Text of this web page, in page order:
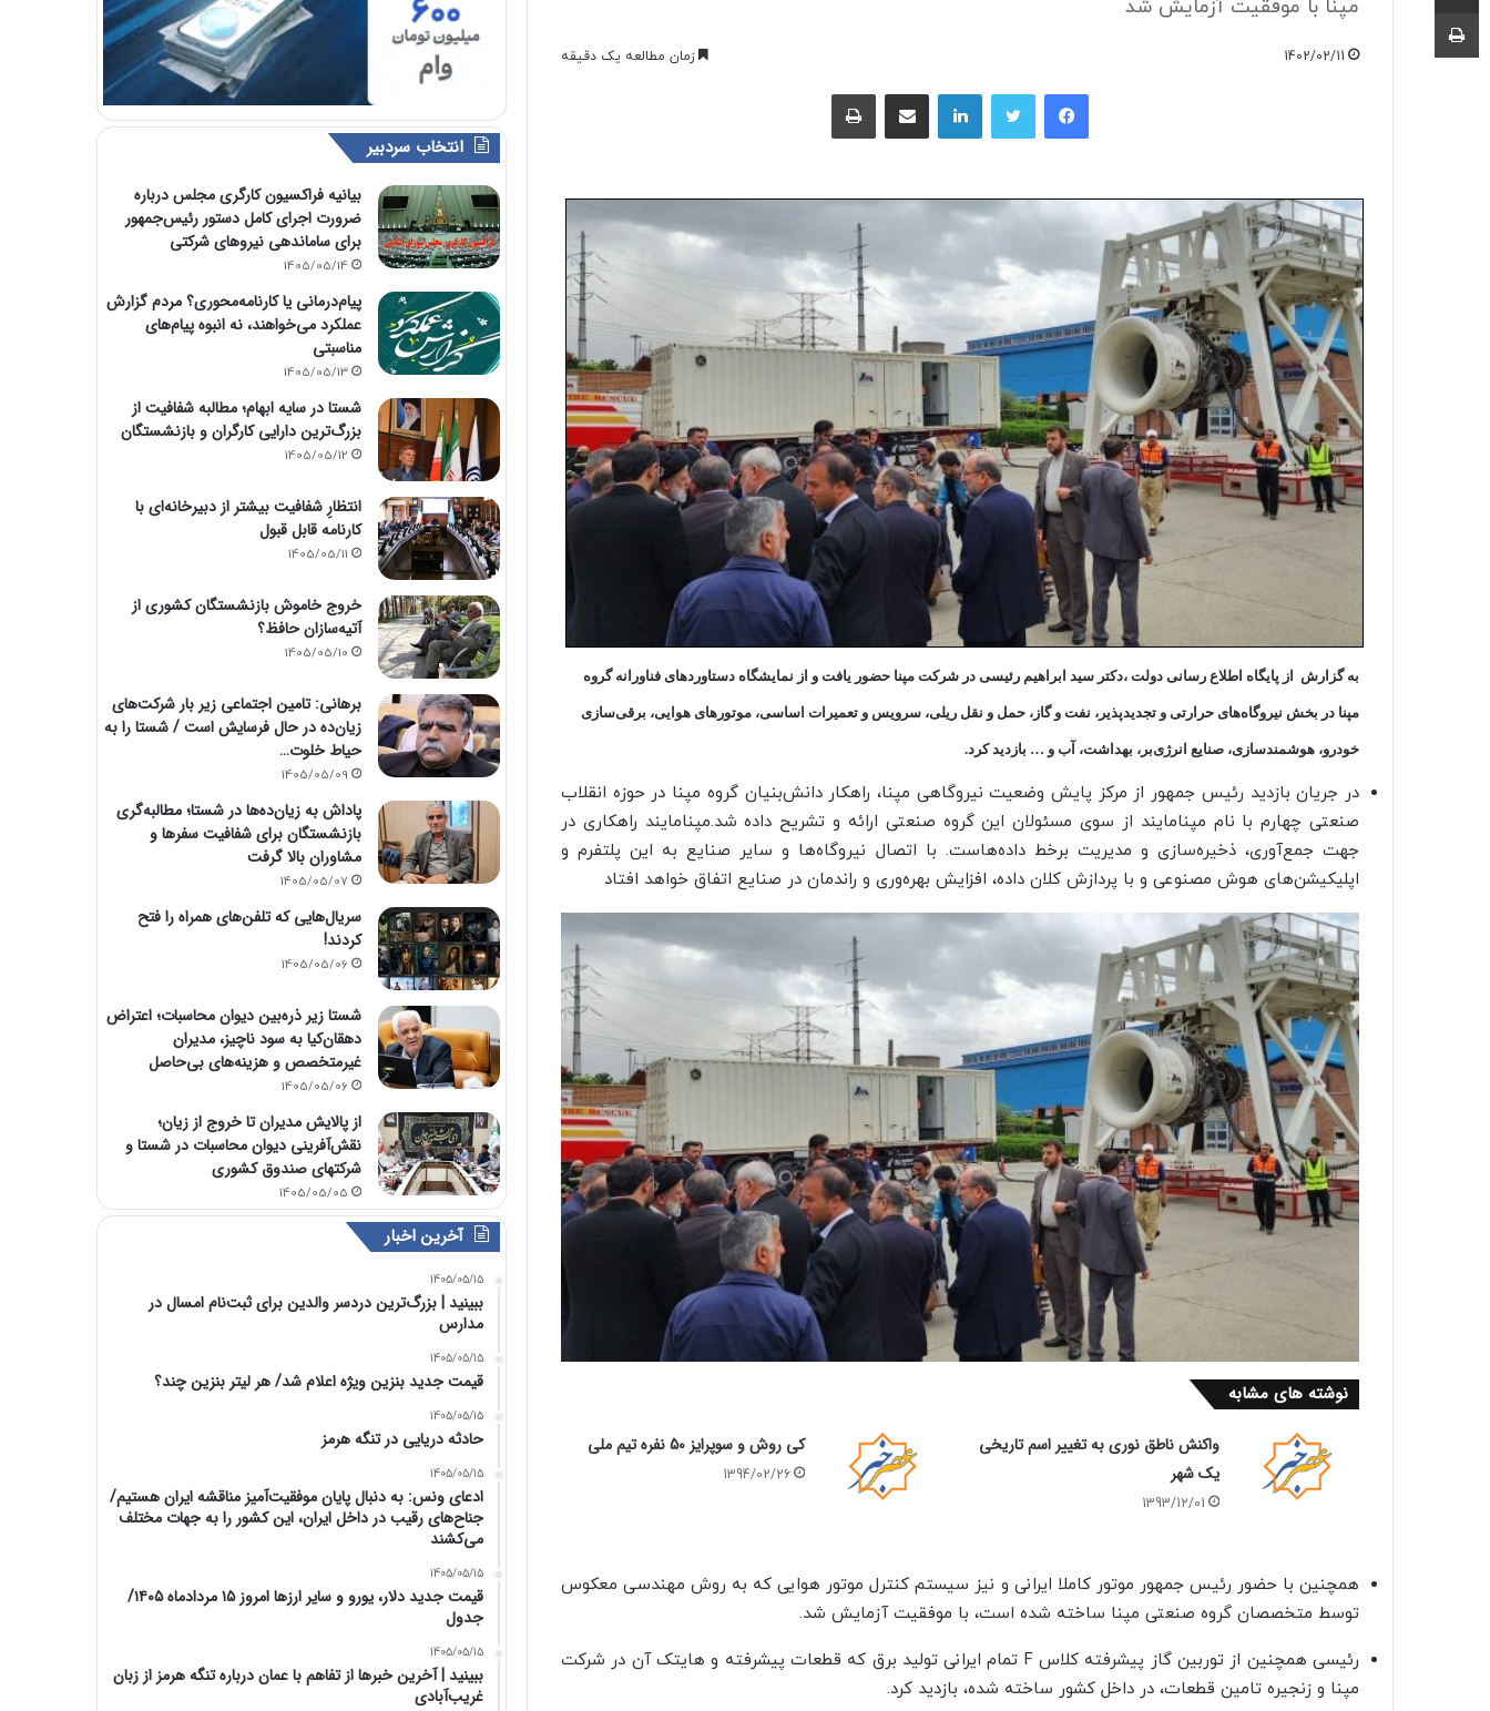
مپنا با موفقیت آزمایش شد
1402/02/11 زمان مطالعه یک دقیقه
فیسبوک لینکداین
به گزارش از پایگاه اطلاع رسانی دولت ،دکتر سید ابراهیم رئیسی در شرکت مپنا حضور یافت و از نمایشگاه دستاوردهای فناورانه گروه
مپنا در بخش نیروگاه‌های حرارتی و تجدیدپذیر، نفت و گاز، حمل و نقل ریلی، سرویس و تعمیرات اساسی، موتورهای هوایی، برقی‌سازی
خودرو، هوشمندسازی، صنایع انرژی‌بر، بهداشت، آب و … بازدید کرد.
در جریان بازدید رئیس جمهور از مرکز پایش وضعیت نیروگاهی مپنا، راهکار دانش‌بنیان گروه مپنا در حوزه انقلاب
صنعتی چهارم با نام مپنامایند از سوی مسئولان این گروه صنعتی ارائه و تشریح داده شد.مپنامایند راهکاری در
جهت جمع‌آوری، ذخیره‌سازی و مدیریت برخط داده‌هاست. با اتصال نیروگاه‌ها و سایر صنایع به این پلتفرم و
اپلیکیشن‌های هوش مصنوعی و با پردازش کلان داده، افزایش بهره‌وری و راندمان در صنایع اتفاق خواهد افتاد
نوشته های مشابه
واکنش ناطق نوری به تغییر اسم تاریخی
یک شهر
1393/12/01
کی روش و سوپرایز 50 نفره تیم ملی
1394/02/26
همچنین با حضور رئیس جمهور موتور کاملا ایرانی و نیز سیستم کنترل موتور هوایی که به روش مهندسی معکوس
توسط متخصصان گروه صنعتی مپنا ساخته شده است، با موفقیت آزمایش شد.
رئیسی همچنین از توربین گاز پیشرفته کلاس F تمام ایرانی تولید برق که قطعات پیشرفته و هایتک آن در شرکت
مپنا و زنجیره تامین قطعات، در داخل کشور ساخته شده، بازدید کرد.
انتخاب سردبیر
بیانیه فراکسیون کارگری مجلس درباره
ضرورت اجرای کامل دستور رئیس‌جمهور
برای ساماندهی نیروهای شرکتی
1405/05/14
پیام‌درمانی یا کارنامه‌محوری؟ مردم گزارش
عملکرد می‌خواهند، نه انبوه پیام‌های
مناسبتی
1405/05/13
شستا در سایه ابهام؛ مطالبه شفافیت از
بزرگ‌ترین دارایی کارگران و بازنشستگان
1405/05/12
انتظارِ شفافیت بیشتر از دبیرخانه‌ای با
کارنامه قابل قبول
1405/05/11
خروج خاموش بازنشستگان کشوری از
آتیه‌سازان حافظ؟
1405/05/10
برهانی: تامین اجتماعی زیر بار شرکت‌های
زیان‌ده در حال فرسایش است / شستا را به
حیاط خلوت…
1405/05/09
پاداش به زیان‌ده‌ها در شستا؛ مطالبه‌گری
بازنشستگان برای شفافیت سفرها و
مشاوران بالا گرفت
1405/05/07
سریال‌هایی که تلفن‌های همراه را فتح
کردند!
1405/05/06
شستا زیر ذره‌بین دیوان محاسبات؛ اعتراض
دهقان‌کیا به سود ناچیز، مدیران
غیرمتخصص و هزینه‌های بی‌حاصل
1405/05/06
از پالایش مدیران تا خروج از زیان؛
نقش‌آفرینی دیوان محاسبات در شستا و
شرکتهای صندوق کشوری
1405/05/05
آخرین اخبار
1405/05/15
ببینید | بزرگ‌ترین دردسر والدین برای ثبت‌نام امسال در
مدارس
1405/05/15
قیمت جدید بنزین ویژه اعلام شد/ هر لیتر بنزین چند؟
1405/05/15
حادثه دریایی در تنگه هرمز
1405/05/15
ادعای ونس: به دنبال پایان موفقیت‌آمیز مناقشه ایران هستیم/
جناح‌های رقیب در داخل ایران، این کشور را به جهات مختلف
می‌کشند
1405/05/15
قیمت جدید دلار، یورو و سایر ارزها امروز ۱۵ مردادماه ۱۴۰۵/
جدول
1405/05/15
ببینید | آخرین خبرها از تفاهم با عمان درباره تنگه هرمز از زبان
غریب‌آبادی